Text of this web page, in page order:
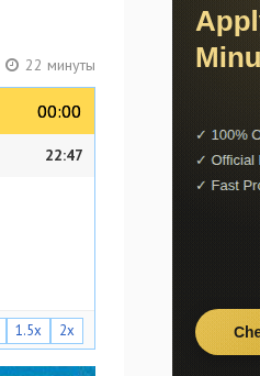
22 минуты
00:00
00:00
22:47
1.5x 2x